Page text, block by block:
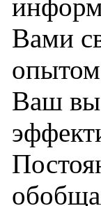
Вами
Ваш